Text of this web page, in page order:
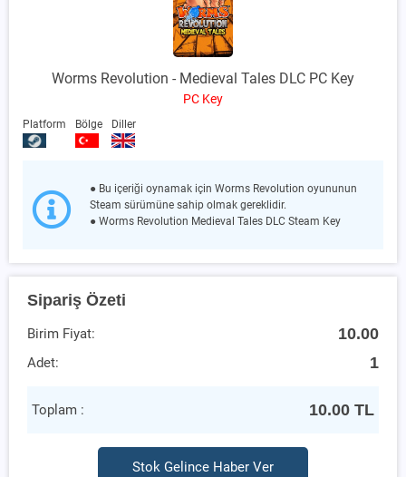
Worms Revolution - Medieval Tales DLC PC Key
PC Key
Platform Bölge Diller
● Bu içeriği oynamak için Worms Revolution oyununun
Steam sürümüne sahip olmak gereklidir.
● Worms Revolution Medieval Tales DLC Steam Key
Sipariş Özeti
Birim Fiyat: 10.00
Adet: 1
Toplam : 10.00 TL
Stok Gelince Haber Ver